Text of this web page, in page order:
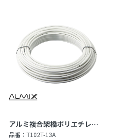
アルミ複合架橋ポリエチレン管（Type X）
品番： T102T-13A